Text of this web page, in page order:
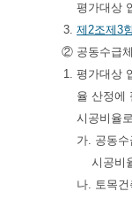
평가대상
3. 제2조제3
② 공동수급
1. 평가대상
율 산정에
시공비율
가. 공동
시공비
나. 토목